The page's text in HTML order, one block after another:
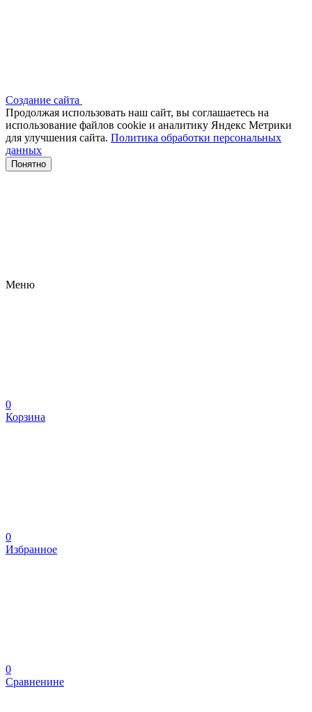
Создание сайта
Продолжая использовать наш сайт, вы соглашаетесь на
использование файлов сооkіе и аналитику Яндекс Метрики
для улучшения сайта. Политика обработки персональных
данных
Понятно
Меню
0
Корзина
0
Избранное
0
Сравненине